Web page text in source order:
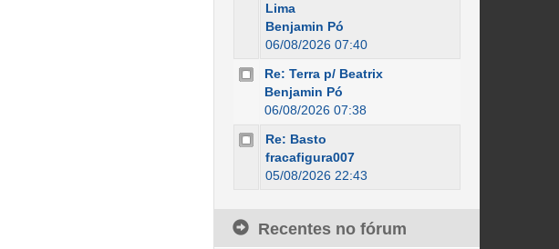
Lima
Benjamin Pó
06/08/2026 07:40
Re: Terra p/ Beatrix
Benjamin Pó
06/08/2026 07:38
Re: Basto
fracafigura007
05/08/2026 22:43
Recentes no fórum